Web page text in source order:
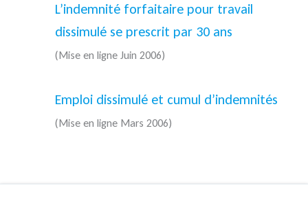
L’indemnité forfaitaire pour travail
dissimulé se prescrit par 30 ans
(Mise en ligne Juin 2006)
Emploi dissimulé et cumul d’indemnités
(Mise en ligne Mars 2006)